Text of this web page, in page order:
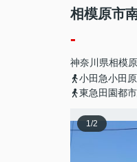
相模原市
-
神奈川県相模
小田急小田
東急田園都
1/2